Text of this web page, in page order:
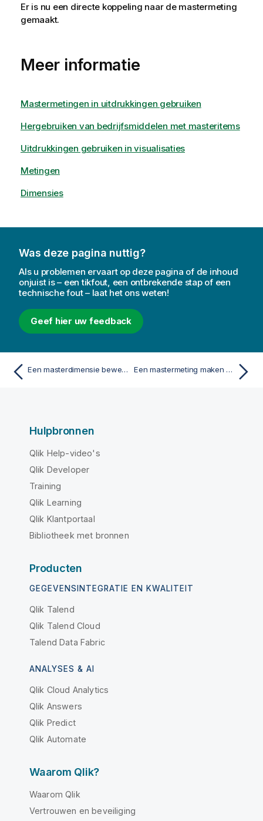
Er is nu een directe koppeling naar de mastermeting
gemaakt.
Meer informatie
Mastermetingen in uitdrukkingen gebruiken
Hergebruiken van bedrijfsmiddelen met masteritems
Uitdrukkingen gebruiken in visualisaties
Metingen
Dimensies
Was deze pagina nuttig?
Als u problemen ervaart op deze pagina of de inhoud
onjuist is – een tikfout, een ontbrekende stap of een
technische fout – laat het ons weten!
Geef hier uw feedback
Een masterdimensie bewerken Een mastermeting maken op basis van een veld
Hulpbronnen
Qlik Help-video's
Qlik Developer
Training
Qlik Learning
Qlik Klantportaal
Bibliotheek met bronnen
Producten
GEGEVENSINTEGRATIE EN KWALITEIT
Qlik Talend
Qlik Talend Cloud
Talend Data Fabric
ANALYSES & AI
Qlik Cloud Analytics
Qlik Answers
Qlik Predict
Qlik Automate
Waarom Qlik?
Waarom Qlik
Vertrouwen en beveiliging